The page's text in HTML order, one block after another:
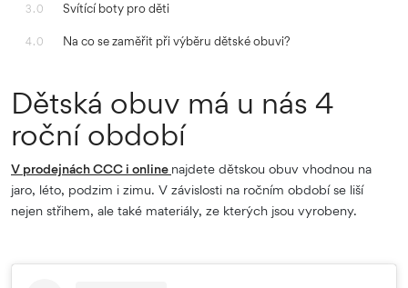
3.0 Svítící boty pro děti
4.0 Na co se zaměřit při výběru dětské obuvi?
Dětská obuv má u nás 4
roční období
V prodejnách CCC i online najdete dětskou obuv vhodnou na
jaro, léto, podzim i zimu. V závislosti na ročním období se liší
nejen střihem, ale také materiály, ze kterých jsou vyrobeny.